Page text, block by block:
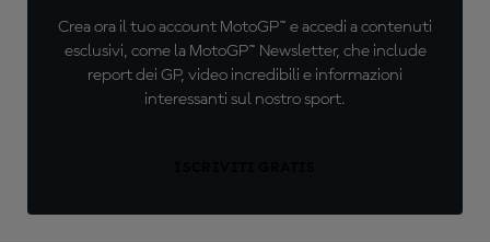
Crea ora il tuo account MotoGP™ e accedi a contenuti
esclusivi, come la MotoGP™ Newsletter, che include
report dei GP, video incredibili e informazioni
interessanti sul nostro sport.